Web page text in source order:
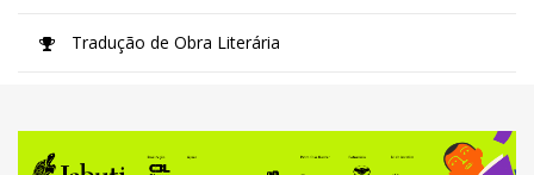
Tradução de Obra Literária